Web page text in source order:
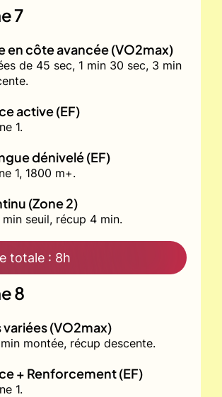
7
en côte avancée (VO2max)
de 45 sec, 1 min 30 sec, 3 min
active (EF)
1.
dénivelé (EF)
1, 1800 m+.
(Zone 2)
seuil, récup 4 min.
totale : 8h
8
variées (VO2max)
montée, récup descente.
+ Renforcement (EF)
1.